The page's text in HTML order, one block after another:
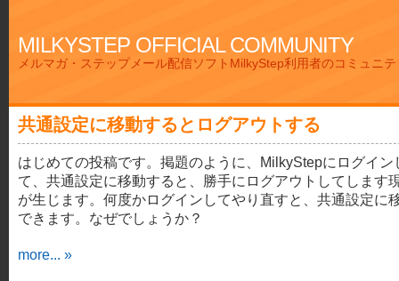
MILKYSTEP OFFICIAL COMMUNITY
メルマガ・ステップメール配信ソフトMilkyStep利用者のコミュニ
共通設定に移動するとログアウトする
はじめての投稿です。掲題のように、MilkyStepにログイン
て、共通設定に移動すると、勝手にログアウトしてします
が生じます。何度かログインしてやり直すと、共通設定に
できます。なぜでしょうか？
more... »